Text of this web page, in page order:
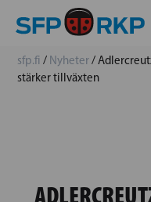
sfp.fi / Nyheter/
stärker tillväxten